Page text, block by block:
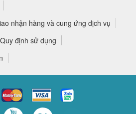
nhận hàng và cung ứng dịch vụ
Quy định sử dụng